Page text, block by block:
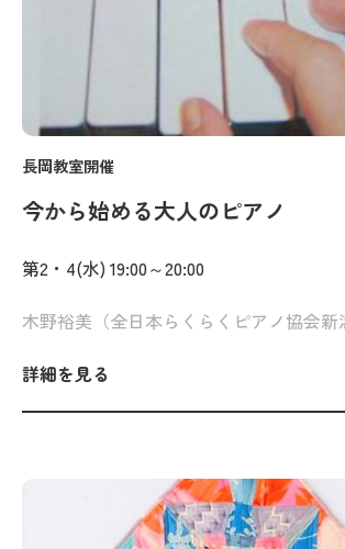
長岡教室開催
今から始める大人のピアノ
第2・4(水) 19:00～20:00
詳細を見る